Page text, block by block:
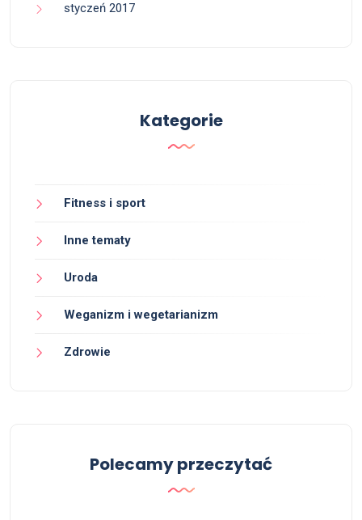
styczeń 2017
Kategorie
Fitness i sport
Inne tematy
Uroda
Weganizm i wegetarianizm
Zdrowie
Polecamy przeczytać